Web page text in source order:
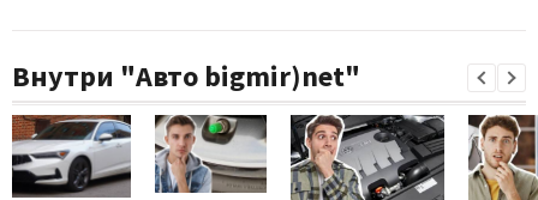
Внутри "Авто bigmir)net"